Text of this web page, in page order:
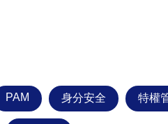
PAM 身分安全 特權